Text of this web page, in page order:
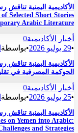
Selected Short Stories
Arabic Literature “
أخبار الأكاديمية0
•29 يوليو 2026 •بواسطة
الأكاديمية اليمنية
الحوكمة المصرفية في
أخبار الأكاديمية0
•25 يوليو 2026 •بواسطة
on Yemen into Arabic:
and Strategies “